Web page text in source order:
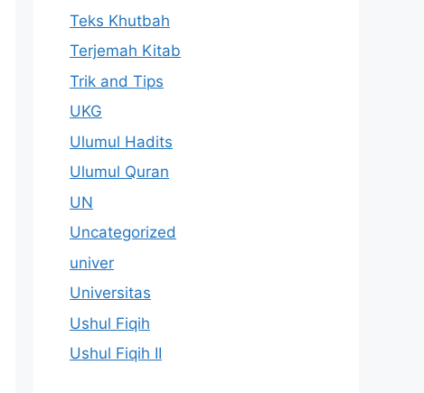
Teks Khutbah
Terjemah Kitab
Trik and Tips
UKG
Ulumul Hadits
Ulumul Quran
UN
Uncategorized
univer
Universitas
Ushul Fiqih
Ushul Fiqih II